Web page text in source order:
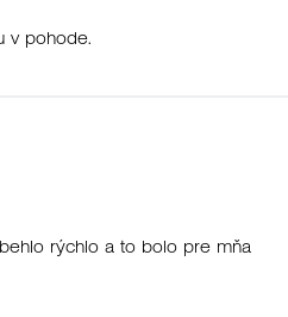
v pohode.
rýchlo a to bolo pre mňa